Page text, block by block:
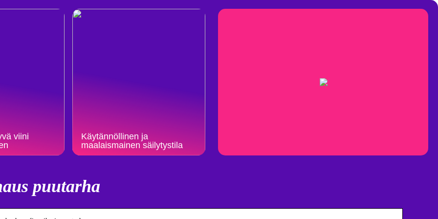
viini
Käytännöllinen ja
maalaismainen säilytystila
puutarha